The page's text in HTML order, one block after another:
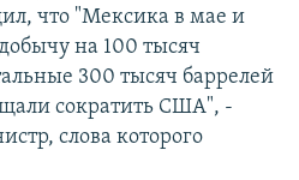
что "Мексика в мае и
на 100 тысяч
300 тысяч баррелей
сократить США", -
слова которого